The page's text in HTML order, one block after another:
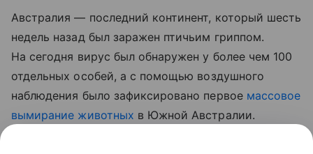
Австралия — последний континент, который шесть
недель назад был заражен птичьим гриппом.
На сегодня вирус был обнаружен у более чем 100
отдельных особей, а с помощью воздушного
наблюдения было зафиксировано первое массовое
вымирание животных в Южной Австралии.